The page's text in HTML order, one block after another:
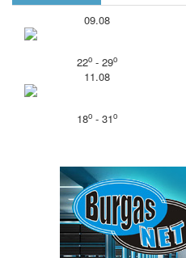
09.08
22o- 29o
11.08
18o- 31o